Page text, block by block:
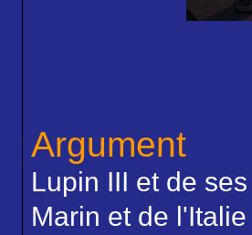
Argument
Lupin III et de
Marin et de